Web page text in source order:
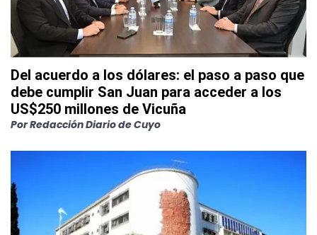
Del acuerdo a los dólares: el paso a paso que
debe cumplir San Juan para acceder a los
US$250 millones de Vicuña
PorRedacción Diario de Cuyo